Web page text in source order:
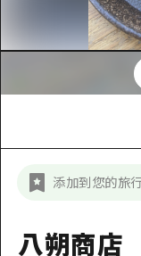
骑
购
运
标准
安
答
宫
短
安
答
美
东
有用
列
超
新闻
添加到您的旅
八朔商店